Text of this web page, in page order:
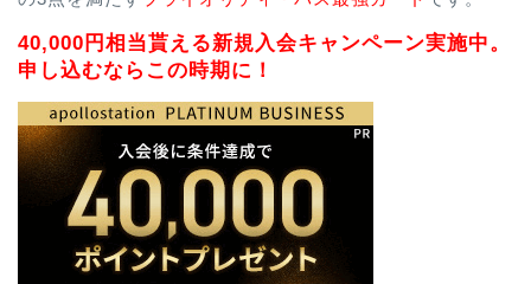
40,000円相当貰える新規入会キャンペーン実施中。
申し込むならこの時期に！